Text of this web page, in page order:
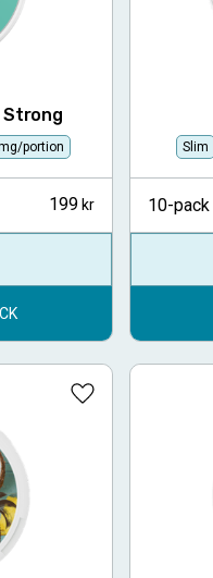
Strong
portion
199
Slim
10-pack
Lägg till i favoriter